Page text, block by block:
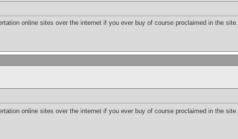
online sites over the internet if you ever buy of course proclaimed in the site.
online sites over the internet if you ever buy of course proclaimed in the site.